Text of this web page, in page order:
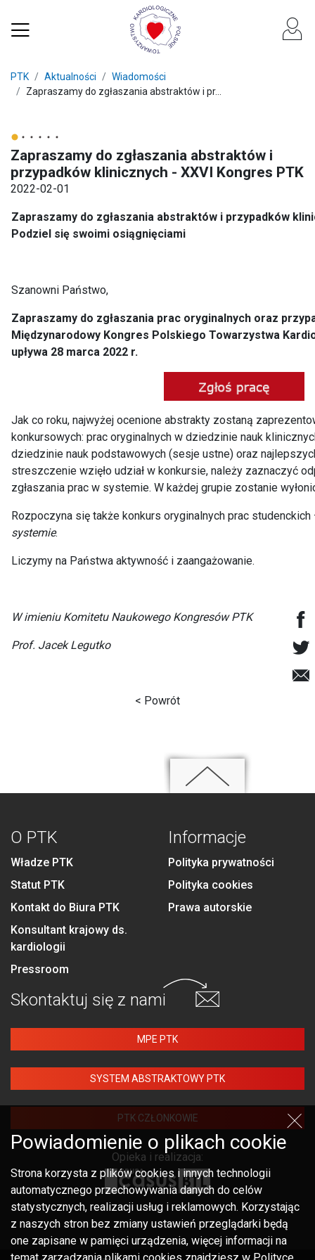
PTK Aktualności
Wiadomości
Zapraszamy do zgłaszania abstraktów i pr...
Zapraszamy do zgłaszania abstraktów i
przypadków klinicznych - XXVI Kongres PTK
2022-02-01
Zapraszamy do zgłaszania abstraktów i przypadków
Podziel się swoimi osiągnięciami
Szanowni Państwo,
Zapraszamy do zgłaszania prac oryginalnych oraz
Międzynarodowy Kongres Polskiego Towarzystwa
upływa 28 marca 2022 r.
Jak co roku, najwyżej ocenione abstrakty zostaną
konkursowych: prac oryginalnych w dziedzinie nauk
dziedzinie nauk podstawowych (sesje ustne) oraz
streszczenie wzięło udział w konkursie, należy zaznaczyć
zgłaszania prac w systemie. W każdej grupie zostanie
Rozpoczyna się także konkurs oryginalnych prac
systemie.
Liczymy na Państwa aktywność i zaangażowanie.
W imieniu Komitetu Naukowego Kongresów PTK
Prof. Jacek Legutko
< Powrót
O PTK
Władze PTK
Statut PTK
Kontakt do Biura PTK
Konsultant krajowy ds.
kardiologii
Pressroom
Informacje
Polityka prywatności
Polityka cookies
Prawa autorskie
Skontaktuj się z nami
MPE PTK
SYSTEM ABSTRAKTOWY PTK
PTK CZŁONKOWIE
Opieka i realizacja:
Powiadomienie o plikach cookie
Strona korzysta z plików cookies i innych technologii
automatycznego przechowywania danych do celów
statystycznych, realizacji usług i reklamowych. Korzystając
z naszych stron bez zmiany ustawień przeglądarki będą
one zapisane w pamięci urządzenia, więcej informacji na